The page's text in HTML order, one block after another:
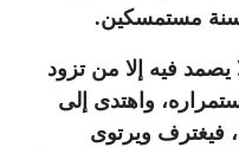
مستمسكين.
فيه إلا من تزود
واهتدى إلى
فيغترف ويرتوى